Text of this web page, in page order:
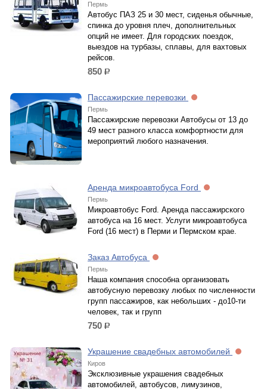
Пермь
Автобус ПАЗ 25 и 30 мест, сиденья обычные,
спинка до уровня плеч, дополнительных
опций не имеет. Для городских поездок,
выездов на турбазы, сплавы, для вахтовых
рейсов.
850 р.
Пассажирские перевозки
Пермь
Пассажирские перевозки Автобусы от 13 до
49 мест разного класса комфортности для
мероприятий любого назначения.
Аренда микроавтобуса Ford
Пермь
Микроавтобус Ford. Аренда пассажирского
автобуса на 16 мест. Услуги микроавтобуса
Ford (16 мест) в Перми и Пермском крае.
Заказ Автобуса
Пермь
Наша компания способна организовать
автобусную перевозку любых по численности
групп пассажиров, как небольших - до10-ти
человек, так и групп
750 р.
Украшение свадебных автомобилей
Киров
Эксклюзивные украшения свадебных
автомобилей, автобусов, лимузинов,